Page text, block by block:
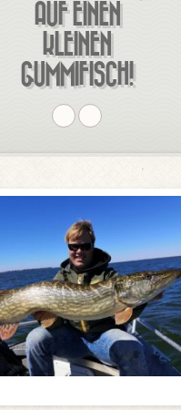
AUF EINEN
KLEINEN
GUMMIFISCH!